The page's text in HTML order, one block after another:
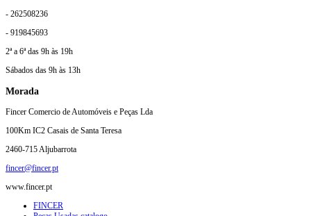
- 262508236
- 919845693
2ª a 6ª das 9h às 19h
Sábados das 9h às 13h
Morada
Fincer Comercio de Automóveis e Peças Lda
100Km IC2 Casais de Santa Teresa
2460-715 Aljubarrota
fincer@fincer.pt
www.fincer.pt
FINCER